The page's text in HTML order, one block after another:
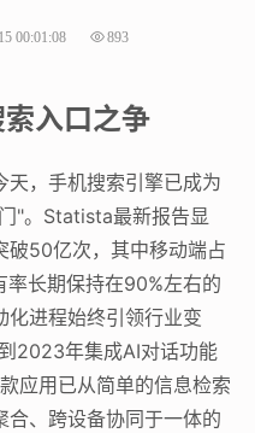
00:01:08 893
入口之争
天，手机搜索引擎已成为
"。Statista最新报告显
破50亿次，其中移动端占
率长期保持在90%左右的
化进程始终引领行业变
2023年集成AI对话功能
应用已从简单的信息检索
合、跨设备协同于一体的